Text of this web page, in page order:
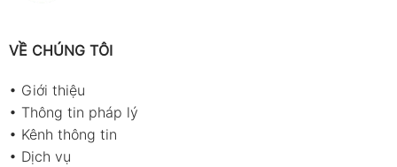
VỀ CHÚNG TÔI
• Giới thiệu
• Thông tin pháp lý
• Kênh thông tin
• Dịch vụ